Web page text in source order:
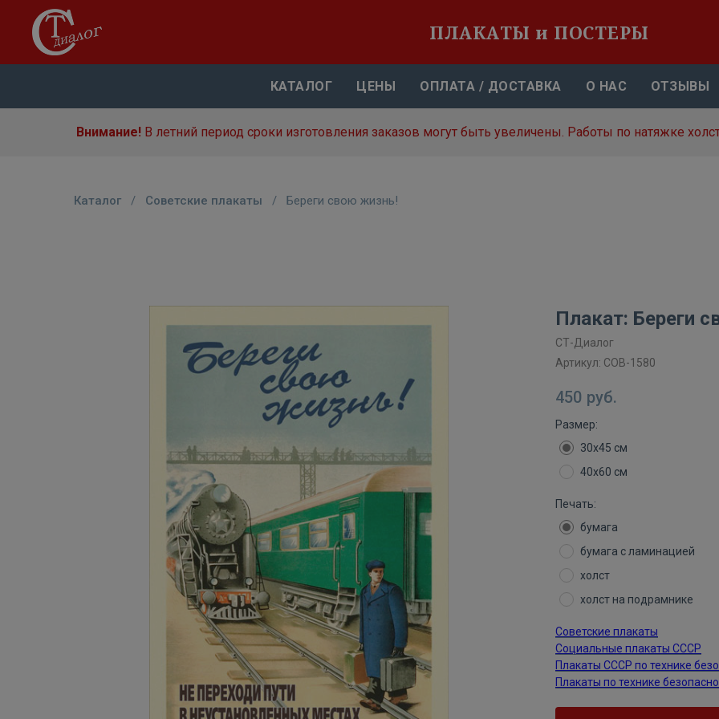
ПЛАКАТЫ и ПОСТЕРЫ
КАТАЛОГ ЦЕНЫ ОПЛАТА / ДОСТАВКА О НАС ОТЗЫВЫ
Внимание! В летний период сроки изготовления заказов могут быть увеличены. Работы по натяжке
Каталог / Советские плакаты / Береги свою жизнь!
Плакат: Береги
СТ-Диалог
Артикул: СОВ-1580
450 руб.
Размер:
30х45 см
40х60 см
Печать:
бумага
бумага с ламинацией
холст
холст на подрамнике
Советские плакаты
Социальные плакаты СССР
Плакаты СССР по технике
Плакаты по технике